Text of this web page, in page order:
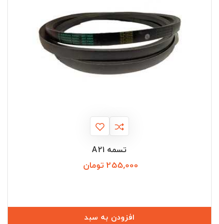
تسمه A21
255,000 تومان
افزودن به سبد